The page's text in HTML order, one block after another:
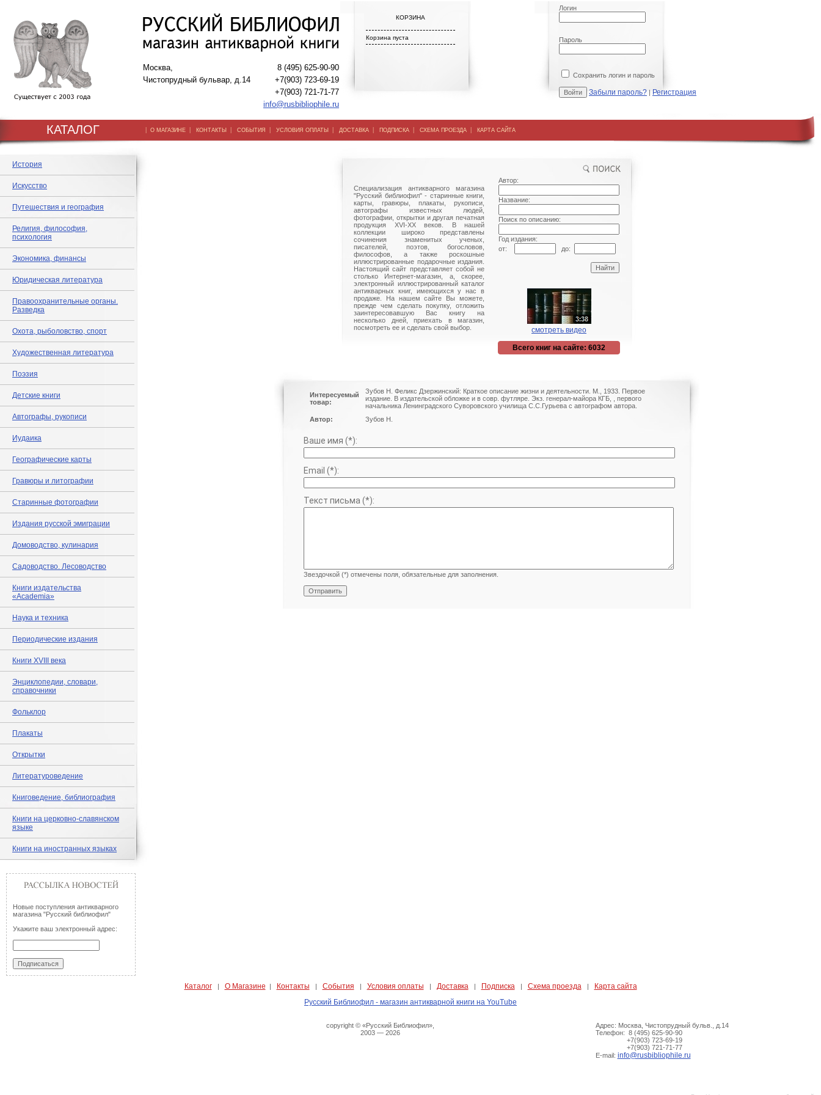
Москва,
Чистопрудный бульвар, д.14
8 (495) 625-90-90
+7(903) 723-69-19
+7(903) 721-71-77
info@rusbibliophile.ru
КОРЗИНА
Корзина пуста
Логин
Пароль
Сохранить логин и пароль
Забыли пароль? | Регистрация
КАТАЛОГ | О МАГАЗИНЕ | КОНТАКТЫ | СОБЫТИЯ | УСЛОВИЯ ОПЛАТЫ | ДОСТАВКА | ПОДПИСКА | СХЕМА ПРОЕЗДА | КАРТА САЙТА
История
Искусство
Путешествия и география
Религия, философия,
психология
Экономика, финансы
Юридическая литература
Правоохранительные органы.
Разведка
Охота, рыболовство, спорт
Художественная литература
Поэзия
Детские книги
Автографы, рукописи
Иудаика
Географические карты
Гравюры и литографии
Старинные фотографии
Издания русской эмиграции
Домоводство, кулинария
Садоводство. Лесоводство
Книги издательства
«Academia»
Наука и техника
Периодические издания
Книги XVIII века
Энциклопедии, словари,
справочники
Фольклор
Плакаты
Открытки
Литературоведение
Книговедение, библиография
Книги на церковно-славянском
языке
Книги на иностранных языках
Новые поступления антикварного
магазина "Русский библиофил"
Укажите ваш электронный адрес:
Специализация антикварного магазина
"Русский библиофил" - старинные книги,
карты, гравюры, плакаты, рукописи,
автографы известных людей,
фотографии, открытки и другая печатная
продукция XVI-XX веков. В нашей
коллекции широко представлены
сочинения знаменитых ученых,
писателей, поэтов, богословов,
философов, а также роскошные
иллюстрированные подарочные издания.
Настоящий сайт представляет собой не
столько Интернет-магазин, а, скорее,
электронный иллюстрированный каталог
антикварных книг, имеющихся у нас в
продаже. На нашем сайте Вы можете,
прежде чем сделать покупку, отложить
заинтересовавшую Вас книгу на
несколько дней, приехать в магазин,
посмотреть ее и сделать свой выбор.
Автор:
Название:
Поиск по описанию:
Год издания:
от:
до:
смотреть видео
Всего книг на сайте: 6032
Интересуемый
товар:
Зубов Н. Феликс Дзержинский: Краткое описание жизни и деятельности. М., 1933. Первое
издание. В издательской обложке и в совр. футляре. Экз. генерал-майора КГБ, , первого
начальника Ленинградского Суворовского училища С.С.Гурьева с автографом автора.
Автор:
Зубов Н.
Ваше имя (*):
Email (*):
Текст письма (*):
Звездочкой (*) отмечены поля, обязательные для заполнения.
Каталог| О Магазине | Контакты | События | Условия оплаты | Доставка | Подписка | Схема проезда |
Карта сайта
Русский Библиофил - магазин антикварной книги на YouTube
copyright © «Русский Библиофил»,
2003 — 2026
Адрес: Москва, Чистопрудный бульв., д.14
Телефон: 8 (495) 625-90-90
+7(903) 723-69-19
+7(903) 721-71-77
E-mail: info@rusbibliophile.ru